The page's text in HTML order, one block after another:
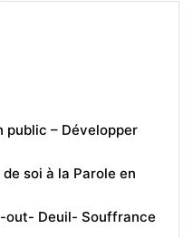
public – Développer
soi à la Parole en
out- Deuil- Souffrance